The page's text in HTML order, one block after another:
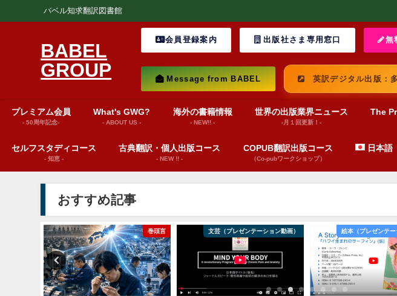
バベル知求翻訳図書館
BABEL
GROUP
会員登録案内 出版社さま専用窓口 無
Message from BABEL 英訳デジタル出版：
プレミアム会員
- 50周年記念-
What's GWG?
- ABOUT US -
海外の書籍情報
- NEW!! -
世界の出版業界ニュース
-月１回更新！-
The
セルフスタディコース
- 知恵 -
古典翻訳・個人出版コース
- NEW !! -
COPUB翻訳出版コース
（Co-pubワークショップ）
日本語
おすすめ記事
巻頭言 文芸（プレゼンテーション動画） 絵本（プレゼンテー